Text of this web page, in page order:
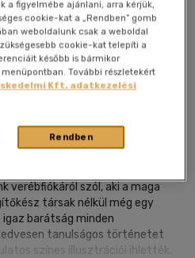
32 oldal
verébfiókáról szól, aki a maga
társak nélkül még egy
igaz barátság minden
tanulságos történetet
színes illusztrációi ihlették.
a figyelmébe ajánlani, arra kérjük,
cookie-kat a „Rendben” gomb
weboldalunk csak a weboldal
cookie-kat telepíti a
később is bármikor
További részletekért
Kft. adatkezelési
Rendben